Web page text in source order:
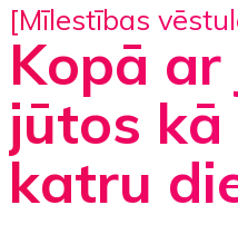
[Mīlestības
Kopā ar
jūtos kā
katru